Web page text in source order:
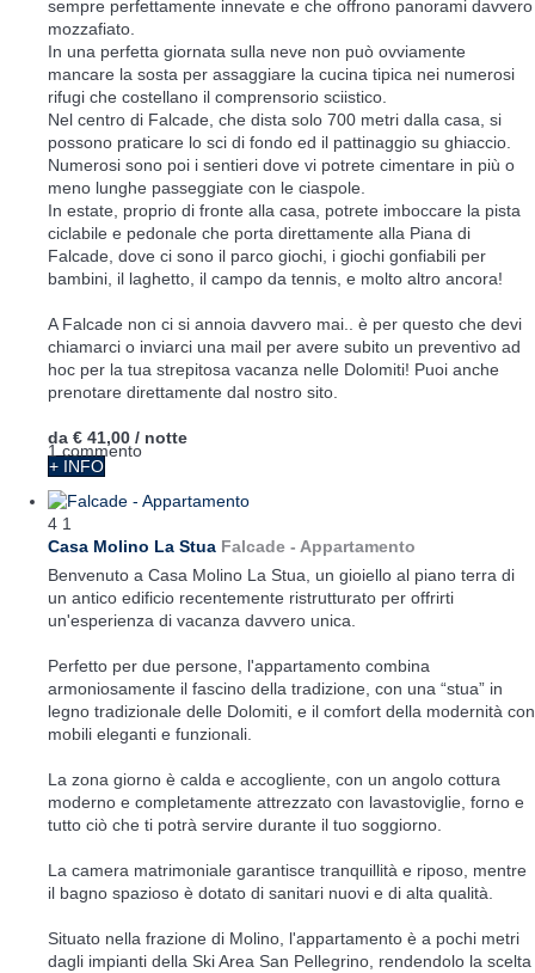
sempre perfettamente innevate e che offrono panorami davvero
mozzafiato.
In una perfetta giornata sulla neve non può ovviamente
mancare la sosta per assaggiare la cucina tipica nei numerosi
rifugi che costellano il comprensorio sciistico.
Nel centro di Falcade, che dista solo 700 metri dalla casa, si
possono praticare lo sci di fondo ed il pattinaggio su ghiaccio.
Numerosi sono poi i sentieri dove vi potrete cimentare in più o
meno lunghe passeggiate con le ciaspole.
In estate, proprio di fronte alla casa, potrete imboccare la pista
ciclabile e pedonale che porta direttamente alla Piana di
Falcade, dove ci sono il parco giochi, i giochi gonfiabili per
bambini, il laghetto, il campo da tennis, e molto altro ancora!
A Falcade non ci si annoia davvero mai.. è per questo che devi
chiamarci o inviarci una mail per avere subito un preventivo ad
hoc per la tua strepitosa vacanza nelle Dolomiti! Puoi anche
prenotare direttamente dal nostro sito.
1 commento
da € 41,00 / notte
+ INFO
4 1
Casa Molino La Stua Falcade - Appartamento
Benvenuto a Casa Molino La Stua, un gioiello al piano terra di
un antico edificio recentemente ristrutturato per offrirti
un'esperienza di vacanza davvero unica.
Perfetto per due persone, l'appartamento combina
armoniosamente il fascino della tradizione, con una “stua” in
legno tradizionale delle Dolomiti, e il comfort della modernità con
mobili eleganti e funzionali.
La zona giorno è calda e accogliente, con un angolo cottura
moderno e completamente attrezzato con lavastoviglie, forno e
tutto ciò che ti potrà servire durante il tuo soggiorno.
La camera matrimoniale garantisce tranquillità e riposo, mentre
il bagno spazioso è dotato di sanitari nuovi e di alta qualità.
Situato nella frazione di Molino, l'appartamento è a pochi metri
dagli impianti della Ski Area San Pellegrino, rendendolo la scelta